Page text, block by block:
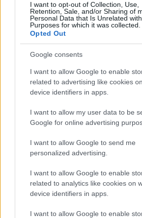
I want to opt-out of Collection, Use,
Retention, Sale, and/or Sharing of
Personal Data that Is Unrelated
Purposes for which it was collected.
Opted Out
Google consents
I want to allow Google to enable
related to advertising like cookies
device identifiers in apps.
I want to allow my user data to be
Google for online advertising
I want to allow Google to send me
personalized advertising.
I want to allow Google to enable
related to analytics like cookies on
device identifiers in apps.
I want to allow Google to enable
MOTOR / 2026. FEBR. 19.
Stonert feldühítette
lecserélése, Miller
MotoGP döntését
Casey Stoner rosszallásának adott
MotoGP kiveszi a Phillip Island-i